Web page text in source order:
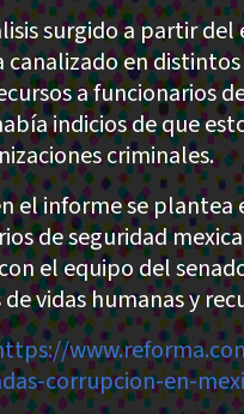
surgido a partir
canalizado en
a funcionarios
indicios de que
criminales.
el informe se plantea
de seguridad
el equipo del
vidas humanas y
corrupcion-en-